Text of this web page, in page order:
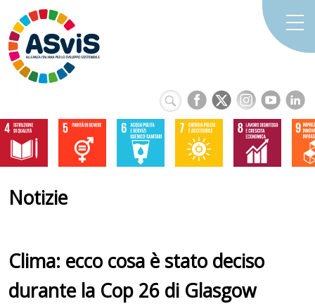
Notizie
Clima: ecco cosa è stato deciso
durante la Cop 26 di Glasgow